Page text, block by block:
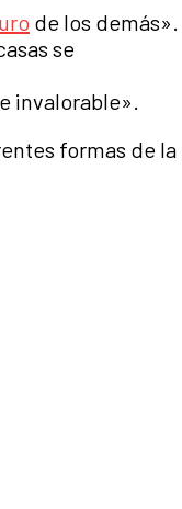
de los demás».
se
invalorable».
formas de la